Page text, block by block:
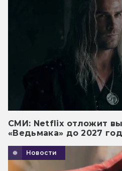
СМИ: Netflix отложит
«Ведьмака» до 2027
Новости